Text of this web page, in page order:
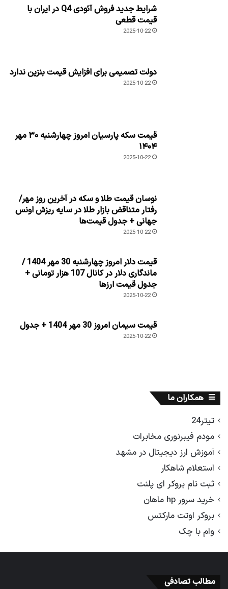
شرایط جدید فروش آئودی Q4 در ایران با
قیمت قطعی
2025-10-22
دولت تصمیمی برای افزایش قیمت بنزین ندارد
2025-10-22
قیمت سکه پارسیان امروز چهارشنبه ۳۰ مهر
۱۴۰۴
2025-10-22
نوسان قیمت طلا و سکه در آخرین روز مهر/
رفتار متناقض بازار طلا در سایه ریزش اونس
جهانی + جدول قیمت‌ها
2025-10-22
قیمت دلار امروز چهارشنبه 30 مهر 1404 /
ماندگاری دلار در کانال 107 هزار تومانی +
جدول قیمت ارزها
2025-10-22
قیمت سیمان امروز 30 مهر 1404 + جدول
2025-10-22
همکاران ما
تیتر24
مودم فیبرنوری مخابرات
آموزش ارز دیجیتال در مشهد
استعلام شاهکار
ثبت نام بروکر ای پلنت
خرید سرور hp ماهان
بروکر اوتت مارکتس
وام با چک
مطالب تصادفی